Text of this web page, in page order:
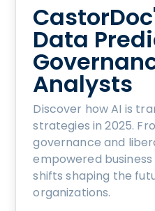
Data
Analysts
Discover how AI is
strategies in 2025.
governance and
empowered
shifts shaping the
organizations.